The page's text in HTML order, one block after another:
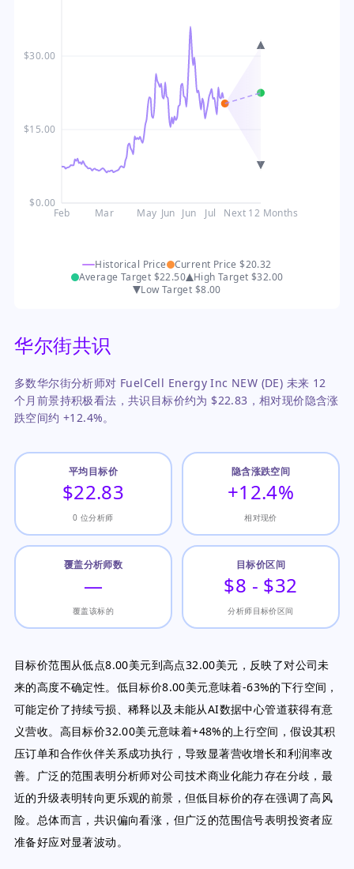
$0.00
$15.00
$30.00
Feb Mar May Jun Jun Jul Next 12 Months
Historical Price Current Price$20.32
Average Target $22.50 High Target $32.00
Low Target $8.00
华尔街共识
多数华尔街分析师对 FuelCell Energy Inc NEW (DE) 未来 12
个月前景持积极看法，共识目标价约为 $22.83，相对现价隐含涨
跌空间约 +12.4%。
平均目标价
$22.83
0 位分析师
隐含涨跌空间
+12.4%
相对现价
覆盖分析师数
—
覆盖该标的
目标价区间
$8 - $32
分析师目标价区间
目标价范围从低点8.00美元到高点32.00美元，反映了对公司未
来的高度不确定性。低目标价8.00美元意味着-63%的下行空间，
可能定价了持续亏损、稀释以及未能从AI数据中心管道获得有意
义营收。高目标价32.00美元意味着+48%的上行空间，假设其积
压订单和合作伙伴关系成功执行，导致显著营收增长和利润率改
善。广泛的范围表明分析师对公司技术商业化能力存在分歧，最
近的升级表明转向更乐观的前景，但低目标价的存在强调了高风
险。总体而言，共识偏向看涨，但广泛的范围信号表明投资者应
准备好应对显著波动。